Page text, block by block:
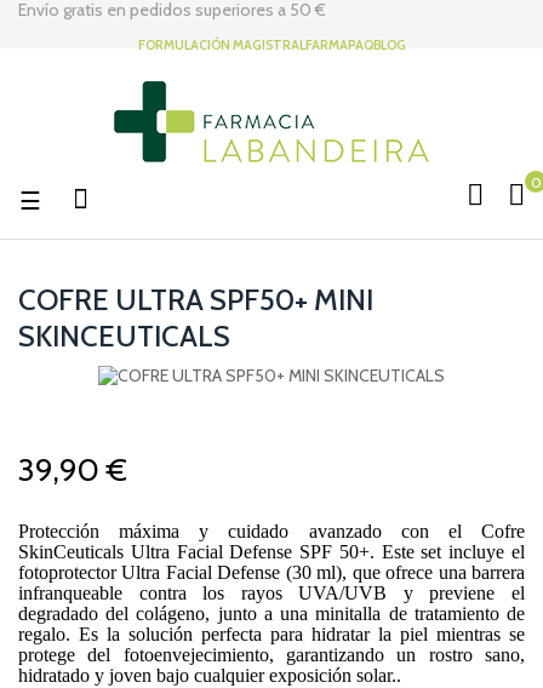
Envío gratis en pedidos superiores a 50 €
FORMULACIÓN MAGISTRALFARMAPAQBLOG
0
Navegación
palanca
☰
COFRE ULTRA SPF50+ MINI
SKINCEUTICALS
39,90 €
Protección máxima y cuidado avanzado con el Cofre
SkinCeuticals Ultra Facial Defense SPF 50+. Este set incluye el
fotoprotector Ultra Facial Defense (30 ml), que ofrece una barrera
infranqueable contra los rayos UVA/UVB y previene el
degradado del colágeno, junto a una minitalla de tratamiento de
regalo. Es la solución perfecta para hidratar la piel mientras se
protege del fotoenvejecimiento, garantizando un rostro sano,
hidratado y joven bajo cualquier exposición solar..